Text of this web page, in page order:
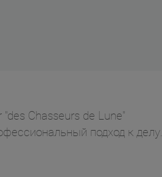
Chasseurs de Lune"
подход к делу.